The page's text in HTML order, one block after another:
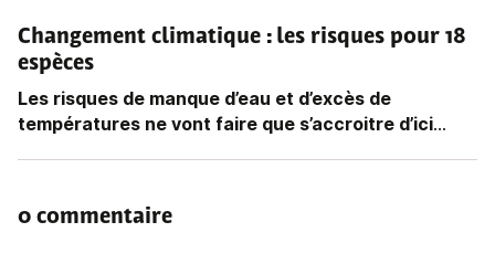
Changement climatique : les risques pour 18
espèces
Les risques de manque d’eau et d’excès de
températures ne vont faire que s’accroitre d’ici...
0 commentaire